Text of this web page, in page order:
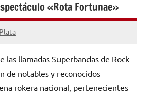
«Rota Fortunae»
las llamadas Superbandas de Rock
de notables y reconocidos
rokera nacional, pertenecientes